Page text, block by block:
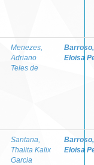
Menezes,
Adriano
Teles de
Barroso,
Eloisa
Santana,
Thalita Kalix
Garcia
Barroso,
Eloisa